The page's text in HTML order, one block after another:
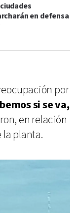
en defensa
por
si se va,
en relación
la planta.